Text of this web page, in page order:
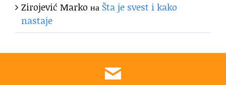
Zirojević Marko на Šta je svest i kako
nastaje